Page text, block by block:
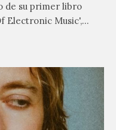
de su primer libro
Electronic Music',